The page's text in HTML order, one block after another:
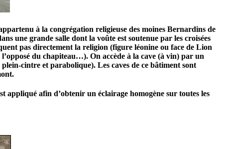
à la congrégation religieuse des moines Bernardins de
une grande salle dont la voûte est soutenue par les croisées
pas directement la religion (figure léonine ou face de Lion
du chapiteau…). On accède à la cave (à vin) par un
cintre et parabolique). Les caves de ce bâtiment sont
appliqué afin d’obtenir un éclairage homogène sur toutes les